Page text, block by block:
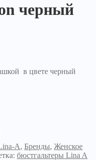
черный
в цвете черный
A, Бренды, Женское
бюстгальтеры Lina A